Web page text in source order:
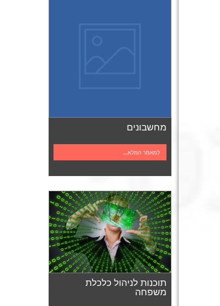
מחשבונים
למאמר המלא...
תוכנות לניהול כלכלת
משפחה